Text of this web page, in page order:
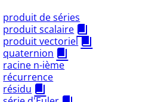
produit de séries
produit scalaire
produit vectoriel
quaternion
racine n-ième
récurrence
résidu